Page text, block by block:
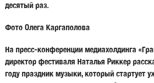
десятый раз.
Фото Олега Каргаполова
На пресс-конференции медиахолдинга
директор фестиваля Наталья Риккер
году праздник музыки, который стартует